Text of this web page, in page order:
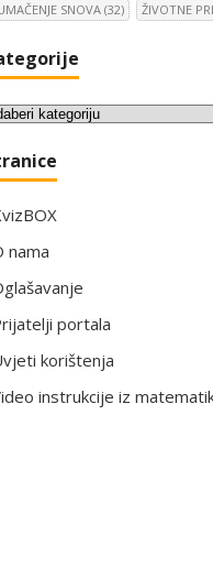
SNOVA (32) ŽIVOTNE
nama
portala
korištenja
instrukcije iz